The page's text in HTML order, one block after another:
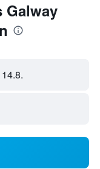
Galway
14.8.